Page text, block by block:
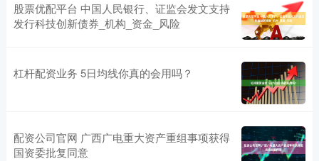
股票优配平台 中国人民银行、证监会发文支持
发行科技创新债券_机构_资金_风险
杠杆配资业务 5日均线你真的会用吗？
配资公司官网 广西广电重大资产重组事项获得
国资委批复同意